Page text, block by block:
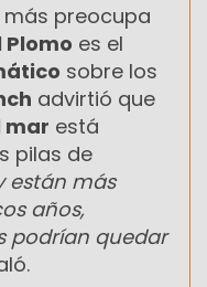
preocupa
es el
sobre los
advirtió que
mar está
pilas de
están más
años,
podrían quedar